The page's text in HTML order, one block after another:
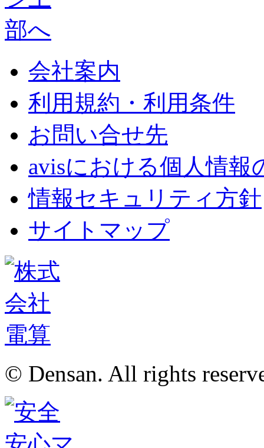
会社案内
利用規約・利用条件
お問い合せ先
avisにおける個人情
情報セキュリティ方針
サイトマップ
© Densan. All rights